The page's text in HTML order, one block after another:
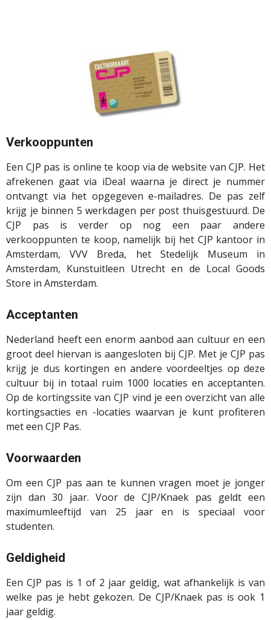
Verkooppunten
Een CJP pas is online te koop via de website van CJP. Het
afrekenen gaat via iDeal waarna je direct je nummer
ontvangt via het opgegeven e-mailadres. De pas zelf
krijg je binnen 5 werkdagen per post thuisgestuurd. De
CJP pas is verder op nog een paar andere
verkooppunten te koop, namelijk bij het CJP kantoor in
Amsterdam, VVV Breda, het Stedelijk Museum in
Amsterdam, Kunstuitleen Utrecht en de Local Goods
Store in Amsterdam.
Acceptanten
Nederland heeft een enorm aanbod aan cultuur en een
groot deel hiervan is aangesloten bij CJP. Met je CJP pas
krijg je dus kortingen en andere voordeeltjes op deze
cultuur bij in totaal ruim 1000 locaties en acceptanten.
Op de kortingssite van CJP vind je een overzicht van alle
kortingsacties en -locaties waarvan je kunt profiteren
met een CJP Pas.
Voorwaarden
Om een CJP pas aan te kunnen vragen moet je jonger
zijn dan 30 jaar. Voor de CJP/Knaek pas geldt een
maximumleeftijd van 25 jaar en is speciaal voor
studenten.
Geldigheid
Een CJP pas is 1 of 2 jaar geldig, wat afhankelijk is van
welke pas je hebt gekozen. De CJP/Knaek pas is ook 1
jaar geldig.